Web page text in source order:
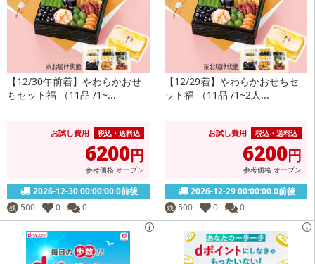
【12/30午前着】やわらかおせ
ちセット福 （11品 /1~...
お試し費用 税込・送料込
6200円
参考価格 オープン
2026-12-30 00:00:00.0前後
残 500 0 0
【12/29着】やわらかおせちセ
ット福 （11品 /1~2人...
お試し費用 税込・送料込
6200円
参考価格 オープン
2026-12-29 00:00:00.0前後
残 500 0 0